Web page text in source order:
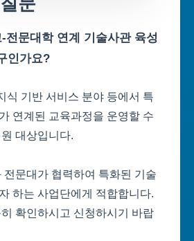
전문대학 연계 기술사관 육성
인가요?
식 기반 서비스 분야 등에서 특
연계된 교육과정을 운영할 수
대상입니다.
전문대가 협력하여 특화된 기술
하는 사업단에게 적합합니다.
확인하시고 신청하시기 바랍